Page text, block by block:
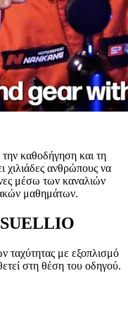
καθοδήγηση και τη
χιλιάδες ανθρώπους να
μέσω των καναλιών
μαθημάτων.
ταχύτητας με εξοπλισμό
στη θέση του οδηγού.